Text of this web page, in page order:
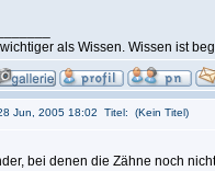
als Wissen. Wissen ist
Jun, 2005 18:02 Titel: (Kein Titel)
bei denen die Zähne noch